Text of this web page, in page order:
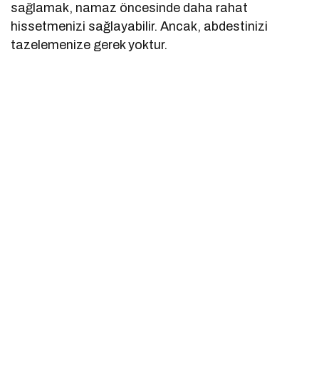
sağlamak, namaz öncesinde daha rahat
hissetmenizi sağlayabilir. Ancak, abdestinizi
tazelemenize gerek yoktur.